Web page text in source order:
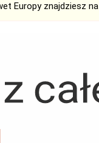
Europy znajdziesz na